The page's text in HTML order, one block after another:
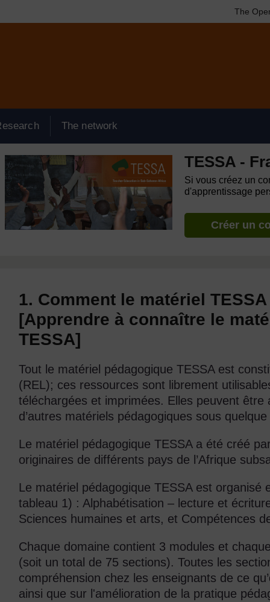
The
The network
TESSA -
Si vous créez un
d'apprentissage
Créer un
1. Comment le matériel
[Apprendre à connaître le
TESSA]
Tout le matériel pédagogique TESSA est
(REL); ces ressources sont librement
téléchargées et imprimées. Elles peuvent
d’autres matériels pédagogiques sous
Le matériel pédagogique TESSA a été créé
originaires de différents pays de l’Afrique
Le matériel pédagogique TESSA est organisé
tableau 1) : Alphabétisation – lecture et
Sciences humaines et arts, et Compétences
Chaque domaine contient 3 modules et
(soit un total de 75 sections). Toutes les
compréhension chez les enseignants de ce
ainsi que sur l'amélioration de la pratique